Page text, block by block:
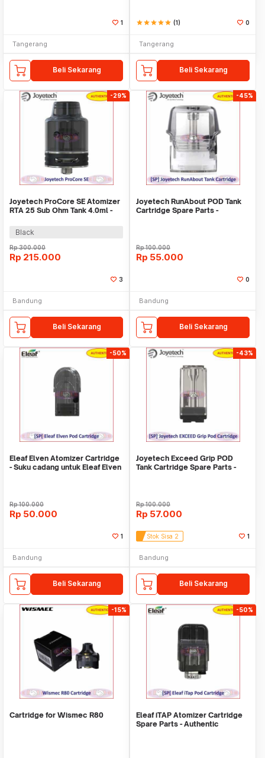
1
Tangerang
Beli Sekarang
starstarstarstarstar (1) 0
Tangerang
Beli Sekarang
-29%
Joyetech ProCore SE Atomizer
RTA 25 Sub Ohm Tank 4.0ml -
Black
Rp300.000
Rp 215.000
3
Bandung
Beli Sekarang
-45%
Joyetech RunAbout POD Tank
Cartridge Spare Parts -
Rp100.000
Rp 55.000
0
Bandung
Beli Sekarang
-50%
Eleaf Elven Atomizer Cartridge
- Suku cadang untuk Eleaf Elven
Rp100.000
Rp 50.000
1
Bandung
Beli Sekarang
-43%
Joyetech Exceed Grip POD
Tank Cartridge Spare Parts -
Rp100.000
Rp 57.000
Stok Sisa 2 1
Bandung
Beli Sekarang
-15%
Cartridge for Wismec R80
-50%
Eleaf iTAP Atomizer Cartridge
Spare Parts - Authentic